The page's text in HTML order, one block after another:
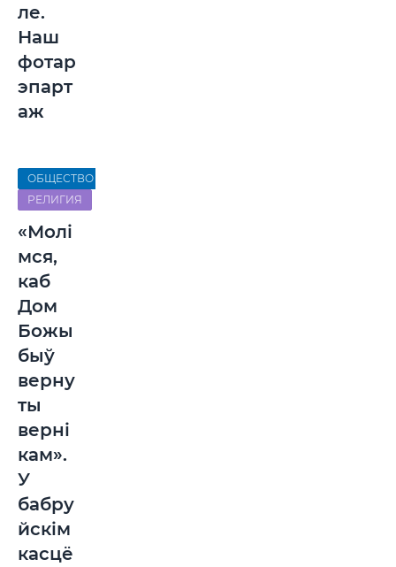
ле.
Наш
фотар
эпарт
аж
ОБЩЕСТВО
РЕЛИГИЯ
«Молі
мся,
каб
Дом
Божы
быў
верну
ты
верні
кам».
У
бабру
йскім
касцё